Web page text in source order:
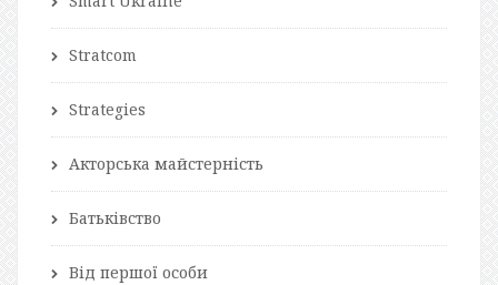
Stratcom
Strategies
Акторська майстерність
Батьківство
Від першої особи